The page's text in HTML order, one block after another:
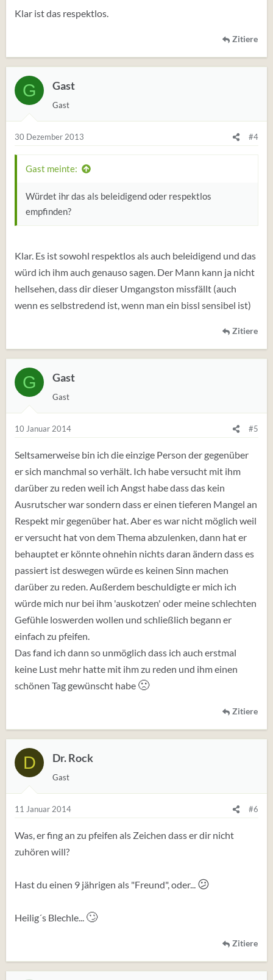
Klar ist das respektlos.
Zitiere
G Gast
Gast
30 Dezember 2013 #4
Gast meinte:
Würdet ihr das als beleidigend oder respektlos
empfinden?
Klar. Es ist sowohl respektlos als auch beleidigend und das
würd ich ihm auch genauso sagen. Der Mann kann ja nicht
hellsehen, dass dir dieser Umgangston missfällt (auch
wenn es selbstredend ist, wenn man ein bissl sensibel ist)
Zitiere
G Gast
Gast
10 Januar 2014 #5
Seltsamerweise bin ich die einzige Person der gegenüber
er sich manchmal so verhält. Ich habe versucht mit ihm
darüber zu reden weil ich Angst habe dass das kein
Ausrutscher war sondern dass er einen tieferen Mangel an
Respekt mir gegenüber hat. Aber es war nicht möglich weil
er versucht hat von dem Thema abzulenken, dann hat er
behauptet er könnte ohnehin nichts daran ändern dass es
passiert ist deswegen würde es keinen Sinn machen
darüber zu reden. Außerdem beschuldigte er mich ich
würde mich nur bei ihm 'auskotzen' oder meine schlechten
Gefühle loswerden wollen und schließlich begann er
einfach zu pfeifen.
Das fand ich dann so unmöglich dass ich auch erstmal
keine Lust mehr hatte mit ihm zu reden und ihm einen
schönen Tag gewünscht habe 🙁
Zitiere
D Dr. Rock
Gast
11 Januar 2014 #6
Was, er fing an zu pfeifen als Zeichen dass er dir nicht
zuhören will?
Hast du einen 9 jährigen als "Freund", oder... 😕
Heilig´s Blechle... 🙄
Zitiere